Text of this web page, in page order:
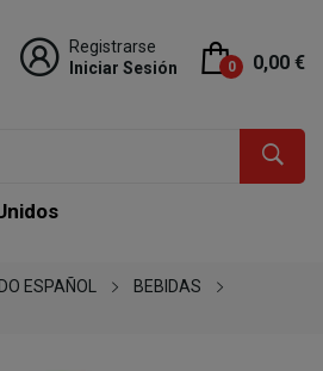
Registrarse
Iniciar Sesión
0 0,00 €
ESPAÑOL
BEBIDAS